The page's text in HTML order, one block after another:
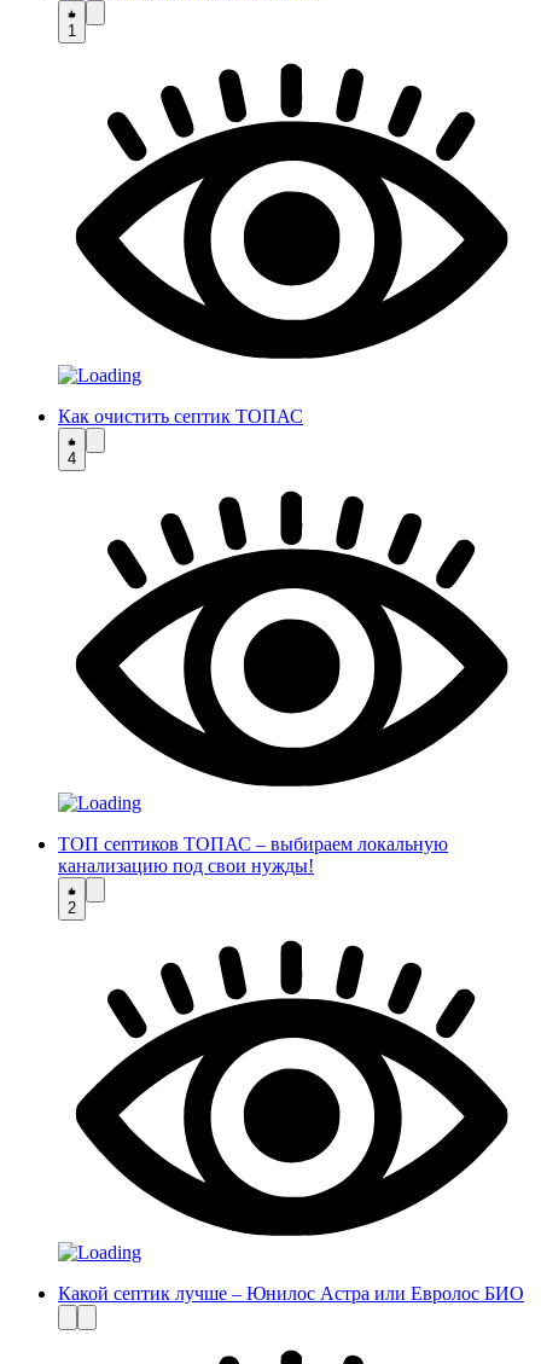
1
Как очистить септик ТОПАС
4
ТОП септиков ТОПАС – выбираем локальную
канализацию под свои нужды!
2
Какой септик лучше – Юнилос Астра или Евролос БИО